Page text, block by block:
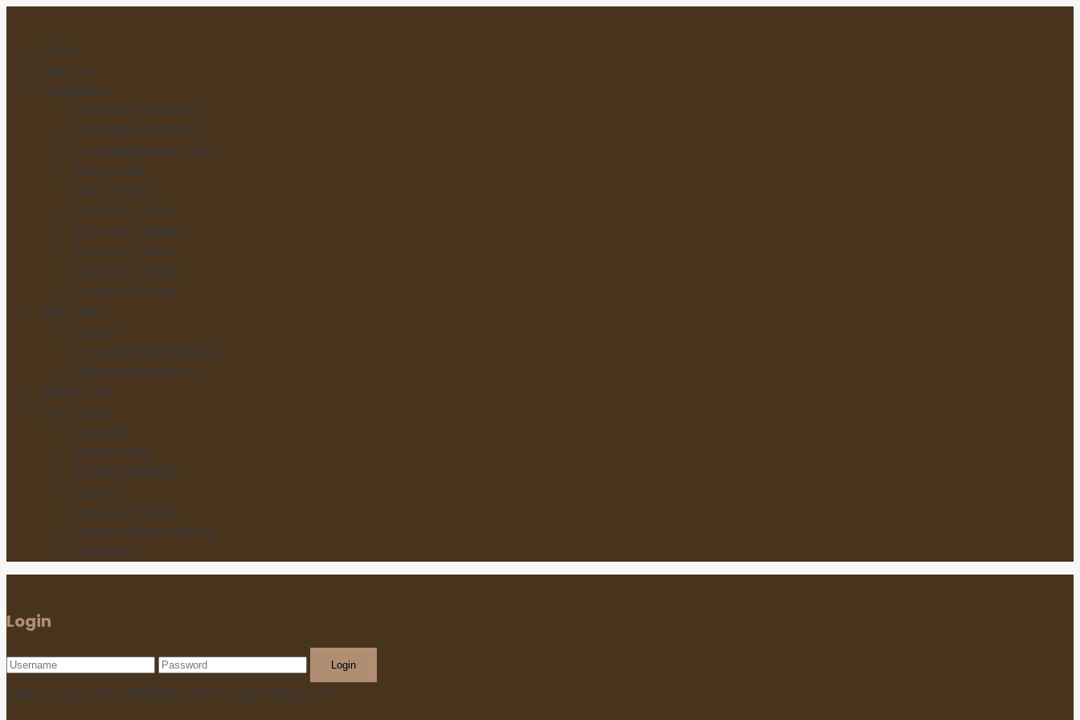
Home
Über uns
Immobilien
Immobilie verkaufen
Immobilie vermieten
Immobilienbewertung
Haus – Kauf
Haus – Miete
Wohnung – Kauf
Wohnung – Miete
Gewerbe – Kauf
Gewerbe – Miete
Grundstückskauf
Leistungen
Service
Immobilienfinanzierung
Makleralleinauftrag
Referenzen
Info-Center
Aktuelles
Suchauftrag
Kundenfeedback
Kontakt
Links und Partner
Datenschutzerklärung
Impressum
Login
Login
Need an account? Register here! Forgot Password?